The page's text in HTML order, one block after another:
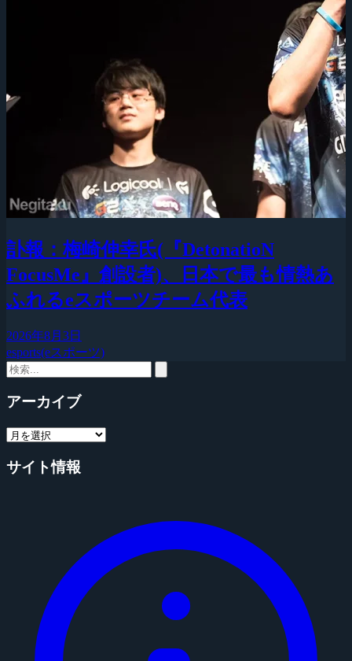
訃報：梅崎伸幸氏(『DetonatioN
FocusMe』創設者)、日本で最も情熱あ
ふれるeスポーツチーム代表
2026年8月3日
esports(eスポーツ)
アーカイブ
サイト情報